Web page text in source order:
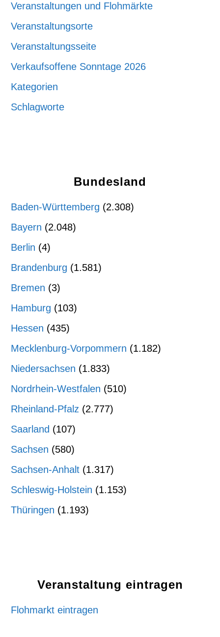
Veranstaltungen und Flohmärkte
Veranstaltungsorte
Veranstaltungsseite
Verkaufsoffene Sonntage 2026
Kategorien
Schlagworte
Bundesland
Baden-Württemberg (2.308)
Bayern (2.048)
Berlin (4)
Brandenburg (1.581)
Bremen (3)
Hamburg (103)
Hessen (435)
Mecklenburg-Vorpommern (1.182)
Niedersachsen (1.833)
Nordrhein-Westfalen (510)
Rheinland-Pfalz (2.777)
Saarland (107)
Sachsen (580)
Sachsen-Anhalt (1.317)
Schleswig-Holstein (1.153)
Thüringen (1.193)
Veranstaltung eintragen
Flohmarkt eintragen